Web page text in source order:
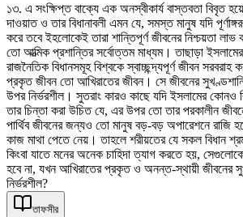
১৩. এ সংক্ষিপ্ত বাক্যে এক অনস্বীকার্য বাস্তবতা বিবৃত
দাওয়াত ও তার বিধানাবলী এমন যে, সমস্ত মানুষ যদি
করে তবে ইহলোকেই তারা শান্তিপূর্ণ জীবনের নিশ্চয়তা লাভ
তো আত্মিক প্রশান্তির সর্বোত্তম মাধ্যম। তাছাড়া
রাজনৈতিক বিধানসমূহ বিশ্বকে স্বাচ্ছন্দ্যপূর্ণ জীবন
প্রকৃত জীবন তো আখিরাতের জীবন। সে জীবনের
উপর নির্ভরশীল। সুতরাং কারও কাছে যদি ইসলামের কোনও
তার চিন্তা করা উচিত যে, এর উপর তো তার পরকালীন
পার্থিব জীবনের জন্যও তো মানুষ বড়-বড় অপারেশনে রাজি
কাজ মাথা পেতে নেয়। তাহলে শরীয়তের যে সকল বিধান
কিংবা যাতে মনের অনেক চাহিদা ত্যাগ করতে হয়,
হবে না, যখন আখিরাতের প্রকৃত ও অনন্ত-স্থায়ী জীবনের
নির্ভরশীল?
তাফসীর